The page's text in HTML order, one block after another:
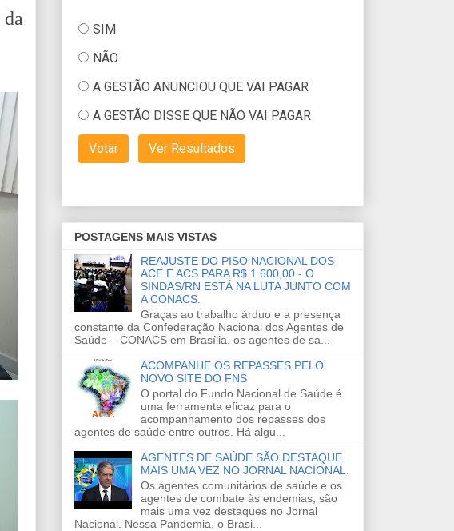
POSTAGENS MAIS VISTAS
REAJUSTE DO PISO NACIONAL DOS
ACE E ACS PARA R$ 1.600,00 - O
SINDAS/RN ESTÁ NA LUTA JUNTO COM
A CONACS.
Graças ao trabalho árduo e a presença
constante da Confederação Nacional dos Agentes de
Saúde – CONACS em Brasília, os agentes de sa...
ACOMPANHE OS REPASSES PELO
NOVO SITE DO FNS
O portal do Fundo Nacional de Saúde é
uma ferramenta eficaz para o
acompanhamento dos repasses dos
agentes de saúde entre outros. Há algu...
AGENTES DE SAÚDE SÃO DESTAQUE
MAIS UMA VEZ NO JORNAL NACIONAL.
Os agentes comunitários de saúde e os
agentes de combate às endemias, são
mais uma vez destaques no Jornal
Nacional. Nessa Pandemia, o Brasi...